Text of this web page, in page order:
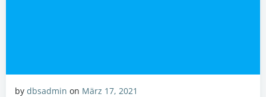
by dbsadmin on März 17, 2021